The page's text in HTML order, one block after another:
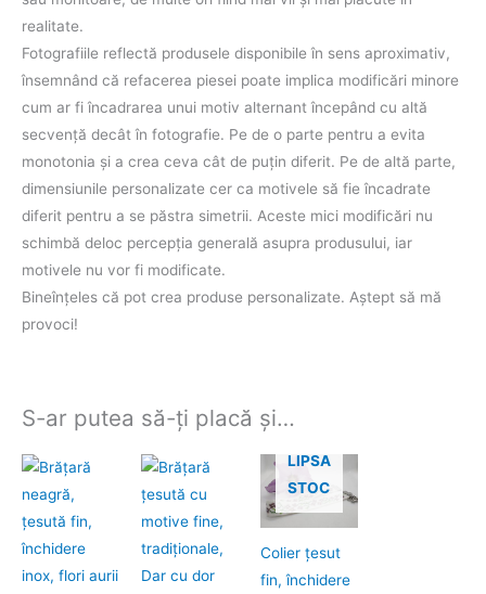
realitate.
Fotografiile reflectă produsele disponibile în sens aproximativ,
însemnând că refacerea piesei poate implica modificări minore
cum ar fi încadrarea unui motiv alternant începând cu altă
secvenţă decât în fotografie. Pe de o parte pentru a evita
monotonia şi a crea ceva cât de puţin diferit. Pe de altă parte,
dimensiunile personalizate cer ca motivele să fie încadrate
diferit pentru a se păstra simetrii. Aceste mici modificări nu
schimbă deloc percepţia generală asupra produsului, iar
motivele nu vor fi modificate.
Bineînţeles că pot crea produse personalizate. Aştept să mă
provoci!
S-ar putea să-ți placă și…
LIPSA
STOC
Colier ţesut
fin, închidere